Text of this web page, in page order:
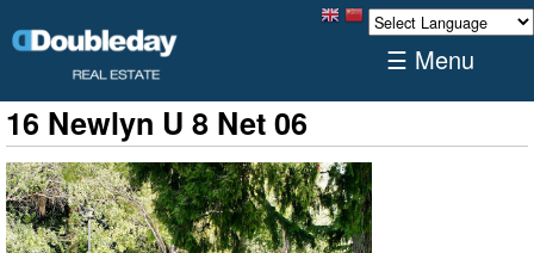
☰ Menu
16 Newlyn U 8 Net 06